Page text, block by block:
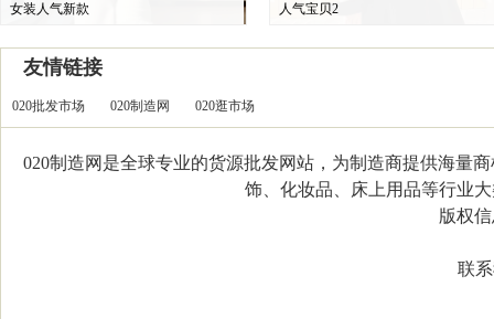
女装人气新款 人气宝贝2
友情链接
020批发市场 020制造网 020逛市场
020制造网是全球专业的货源批发网站，为制造商提供海量
饰、化妆品、床上用品等行业
版权信
联